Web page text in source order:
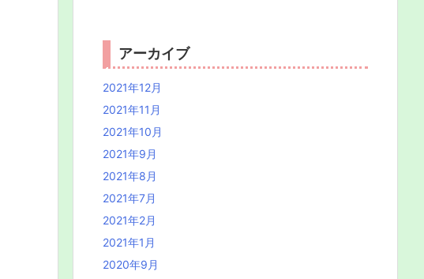
アーカイブ
2021年12月
2021年11月
2021年10月
2021年9月
2021年8月
2021年7月
2021年2月
2021年1月
2020年9月